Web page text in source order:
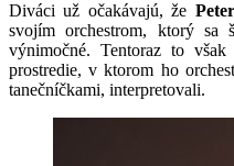
Diváci už očakávajú, že
svojím orchestrom, ktorý sa
výnimočné. Tentoraz to
prostredie, v ktorom ho
tanečníčkami, interpretovali.